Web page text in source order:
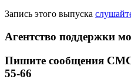
Запись этого выпуска
Агентство поддержки
Пишите сообщения
55-66